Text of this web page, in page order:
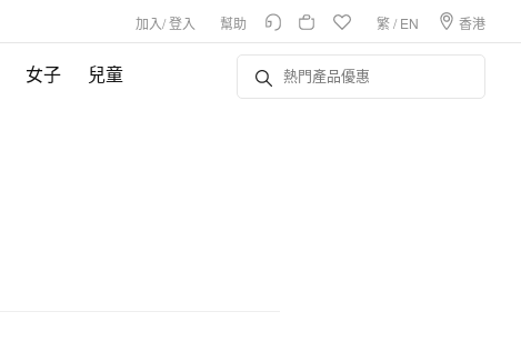
加入/登入 幫助 繁/ EN 香港
女子 兒童